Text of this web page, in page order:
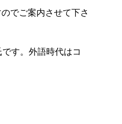
でご案内させて下さ
す。外語時代はコ